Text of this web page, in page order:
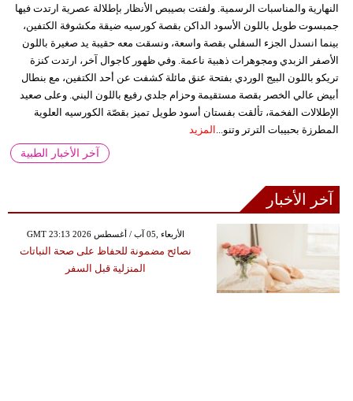
النهارية والمناسبات الرسمية. ولفتت بصيبص الأنظار بإطلالة عصرية ارتدت فيها
جمبسوت طويل باللون الأسود الداكن بقصة كورسيه ضيقة مكشوفة الكتفين،
بينما انسدل الجزء السفلي بقصة واسعة، ونسقت معه حقيبة يد صغيرة باللون
الأصفر الزبدي ومجوهرات ذهبية ناعمة. وفي ظهور كاجوال آخر، ارتدت كنزة
تريكو باللون البيج الوردي بفتحة عنق مائلة كشفت عن أحد الكتفين، مع بنطال
أبيض عالي الخصر بقصة مستقيمة وحزام جلدي رفيع باللون البني. وعلى صعيد
الإطلالات الفخمة، تألقت بفستان أسود طويل تميز بقصّة الكورسيه العلوية
المطرزة بحبيبات الترتر وتنو... المزيد
آخر الأخبار الطبية
آخر الأخبار
GMT 23:13 2026 الأربعاء ,05 آب / أغسطس
نصائح مضمونة للحفاظ على صحة النباتات
المنزلية قبل السفر